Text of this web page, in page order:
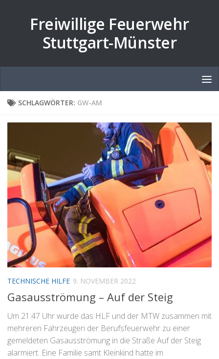
Freiwillige Feuerwehr
Stuttgart-Münster
SCHLAGWÖRTER: GW-AM
TECHNISCHE HILFE 9. NOVEMBER 2022
Gasausströmung – Auf der Steig
Um 21:47 Uhr wurde das HLF und der MTW zusammen mit
mehreren Fahrzeugen der Berufsfeuerwehr zu einer
gemeldeten Gasausströmung in die Straße Auf der Steig
alarmiert. Eine Familie samt Kleinkind hatte im